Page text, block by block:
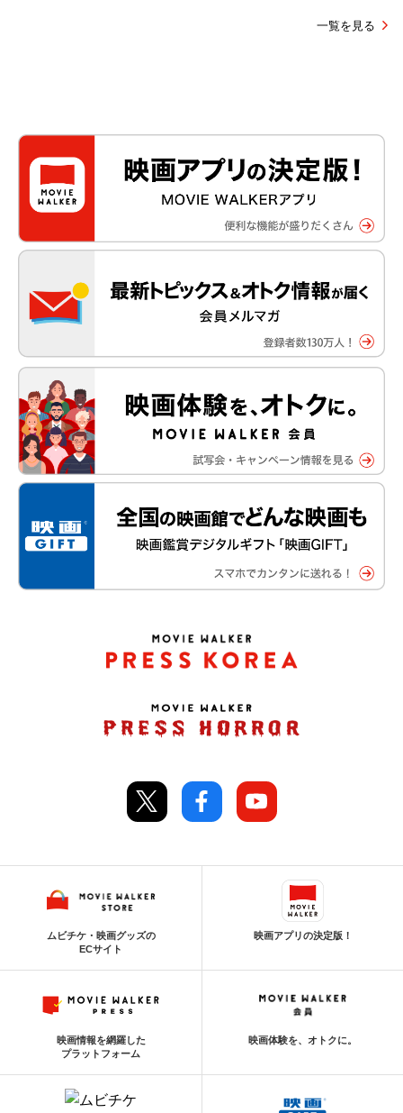
一覧を見る
ムビチケ・映画グッズの
ECサイト
映画アプリの決定版！
映画情報を網羅した
プラットフォーム
映画体験を、オトクに。